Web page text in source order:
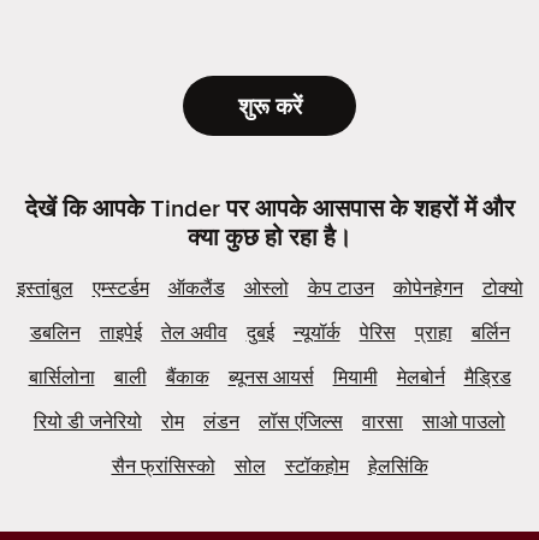
शुरू करें
देखें कि आपके Tinder पर आपके आसपास के शहरों में और
क्या कुछ हो रहा है।
इस्तांबुल एम्स्टर्डम ऑकलैंड ओस्लो केप टाउन कोपेनहेगन
टोक्यो
डबलिन
ताइपेई तेल अवीव दुबई न्यूयॉर्क पेरिस प्राहा
बर्लिन
बार्सिलोना
बाली बैंकाक ब्यूनस आयर्स मियामी मेलबोर्न
मैड्रिड
रियो डी जनेरियो
रोम लंडन लॉस एंजिल्स वारसा
साओ पाउलो
सैन फ्रांसिस्को
सोल स्टॉकहोम हेलसिंकि